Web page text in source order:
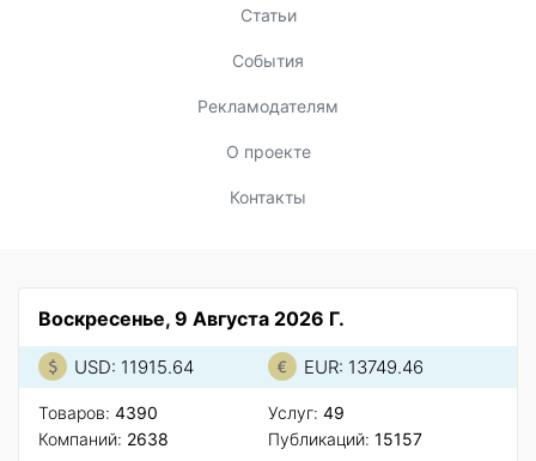
Статьи
События
Рекламодателям
О проекте
Контакты
Воскресенье, 9 Августа 2026 Г.
USD: 11915.64 EUR: 13749.46
Товаров: 4390
Компаний: 2638
Услуг: 49
Публикаций: 15157